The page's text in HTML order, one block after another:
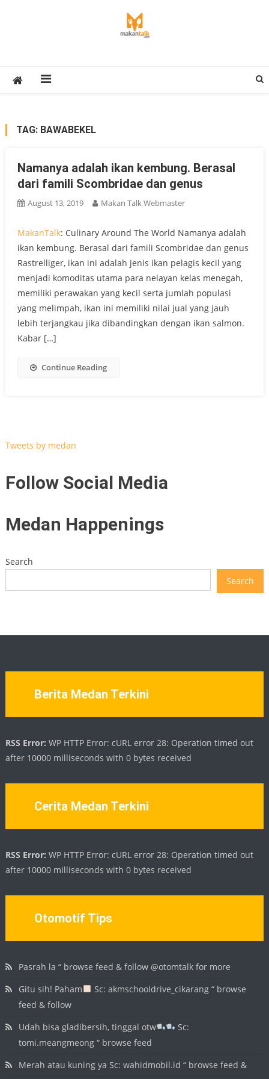
TAG: BAWABEKEL
Namanya adalah ikan kembung. Berasal
dari famili Scombridae dan genus
August 13, 2019 Makan Talk Webmaster
MakanTalk: Culinary Around The World Namanya adalah
ikan kembung. Berasal dari famili Scombridae dan genus
Rastrelliger, ikan ini adalah jenis ikan pelagis kecil yang
menjadi komoditas utama para nelayan kelas menegah,
memiliki perawakan yang kecil serta jumlah populasi
yang melimpah, ikan ini memiliki nilai jual yang jauh
lebih terjangkau jika dibandingkan dengan ikan salmon.
Kabar […]
Continue Reading
Tweets by medan
Follow Social Media
Medan Happenings
Search
Search
Berita Medan Terkini
RSS Error: WP HTTP Error: cURL error 28: Operation timed out
after 10000 milliseconds with 0 bytes received
Cerita Medan Terkini
RSS Error: WP HTTP Error: cURL error 28: Operation timed out
after 10000 milliseconds with 0 bytes received
Otomotif Tips
Pasrah la “ browse feed & follow @otomtalk for more
Gitu sih! Paham
Sc: akmschooldrive_cikarang “ browse
feed & follow
Udah bisa gladibersih, tinggal otw
Sc:
tomi.meangmeong “ browse feed
Merah atau kuning ya Sc: wahidmobil.id “ browse feed &